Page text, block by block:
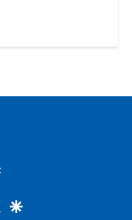
twittergoogle